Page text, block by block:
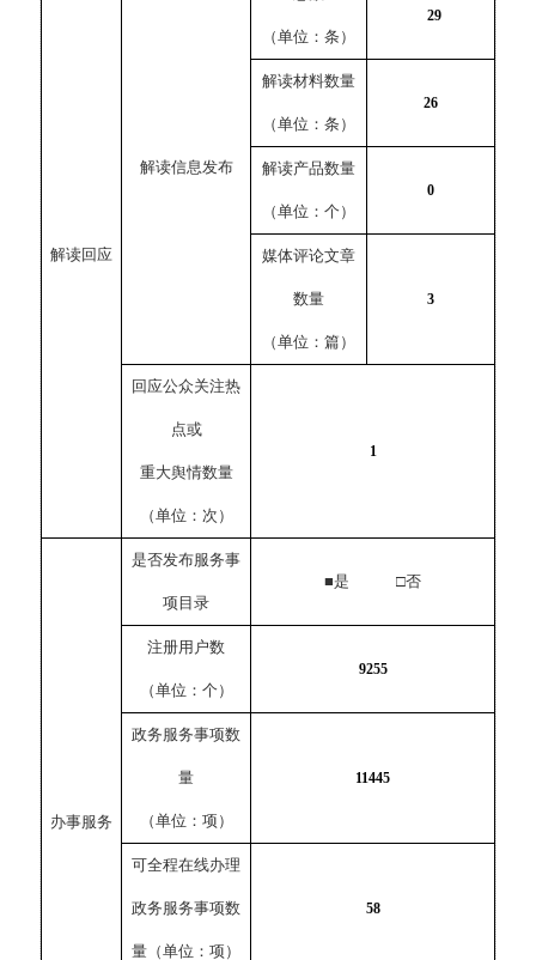
解读回应
解读信息发布
（单位：条）
29
解读材料数量
（单位：条）
26
解读产品数量
（单位：个）
0
媒体评论文章
数量
（单位：篇）
3
回应公众关注热
点或
重大舆情数量
（单位：次）
1
办事服务
是否发布服务事
项目录
■是 □否
注册用户数
（单位：个）
9255
政务服务事项数
量
（单位：项）
11445
可全程在线办理
政务服务事项数
量（单位：项）
58